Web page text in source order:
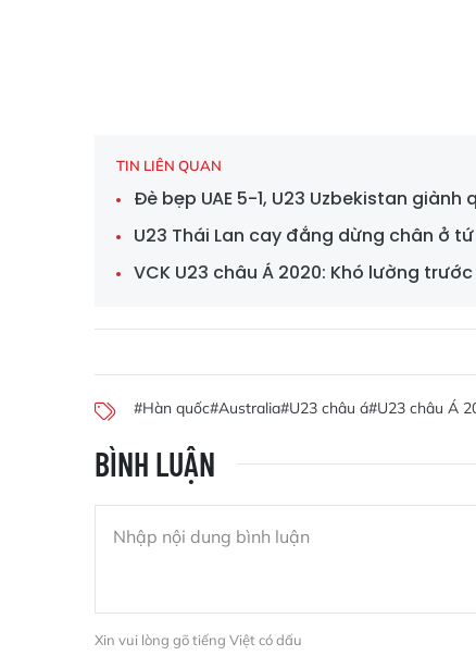
TIN LIÊN QUAN
Đè bẹp UAE 5-1, U23 Uzbekistan
U23 Thái Lan cay đắng dừng chân ở
VCK U23 châu Á 2020: Khó lường
#Hàn quốc#Australia#U23 châu á#U23 châu Á
BÌNH LUẬN
Xin vui lòng gõ tiếng Việt có dấu